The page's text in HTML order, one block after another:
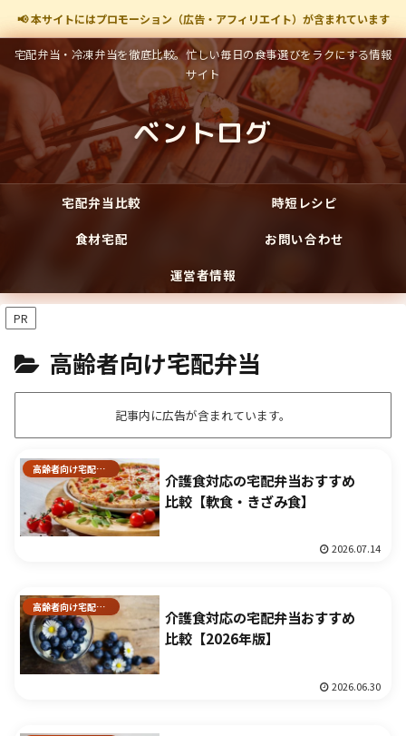
📢 本サイトにはプロモーション（広告・アフィリエイト）が含まれています
宅配弁当・冷凍弁当を徹底比較。忙しい毎日の食事選びをラクにする情報
サイト
ベントログ
宅配弁当比較
時短レシピ
食材宅配
お問い合わせ
運営者情報
PR
高齢者向け宅配弁当
記事内に広告が含まれています。
高齢者向け宅配弁当
介護食対応の宅配弁当おすすめ
比較【軟食・きざみ食】
2026.07.14
高齢者向け宅配弁当
介護食対応の宅配弁当おすすめ
比較【2026年版】
2026.06.30